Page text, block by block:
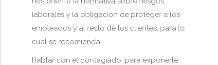
laborales y la obligación de proteger a los
empleados y al resto de los clientes, para lo
cual se recomienda:
Hablar con el contagiado, para exponerle